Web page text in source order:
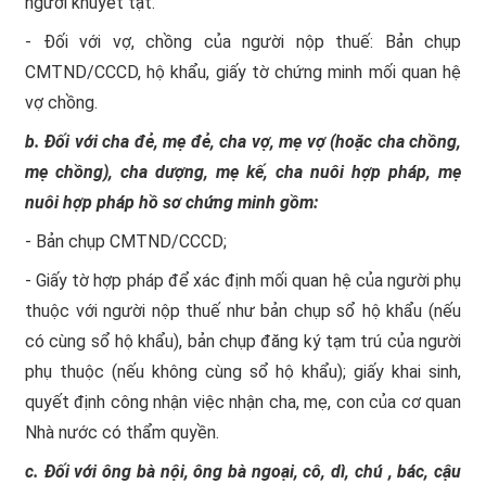
- Đối với vợ, chồng của người nộp thuế: Bản chụp
CMTND/CCCD, hộ khẩu, giấy tờ chứng minh mối quan hệ
vợ chồng.
b. Đối với cha đẻ, mẹ đẻ, cha vợ, mẹ vợ (hoặc cha chồng,
mẹ chồng), cha dượng, mẹ kế, cha nuôi hợp pháp, mẹ
nuôi hợp pháp hồ sơ chứng minh gồm:
- Bản chụp CMTND/CCCD;
- Giấy tờ hợp pháp để xác định mối quan hệ của người phụ
thuộc với người nộp thuế như bản chụp sổ hộ khẩu (nếu
có cùng sổ hộ khẩu), bản chụp đăng ký tạm trú của người
phụ thuộc (nếu không cùng sổ hộ khẩu); giấy khai sinh,
quyết định công nhận việc nhận cha, mẹ, con của cơ quan
Nhà nước có thẩm quyền.
c. Đối với ông bà nội, ông bà ngoại, cô, dì, chú , bác, cậu